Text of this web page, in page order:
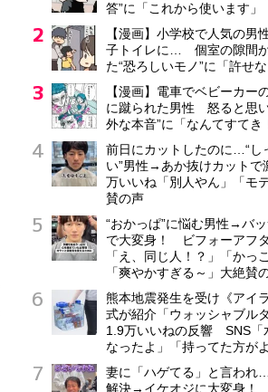
答”に「これから使います」
【漫画】小学校で人気の男
子トイレに… 個室の隙間か
た“恐ろしいモノ”に「許せな
【漫画】電車でベビーカー
に蹴られた男性 怒ると思
外な本音”に「なんてすてき
前日にカットしたのに…“し
い”男性→あか抜けカット
万いいね「別人やん」「モ
賛の声
“おかっぱ”に悩む男性→バ
で大変身！ ビフォーアフ
「え、同じ人！？」「かっ
「爽やかすぎる～」大絶賛
熊本地震発生を受け《アイ
式が紹介「ウォッシャブル
1.9万いいねの反響 SNS「
なったよ」「持ってた方がよ
妻に「ハゲてる」と言われ
解決→イケオジに大変身！